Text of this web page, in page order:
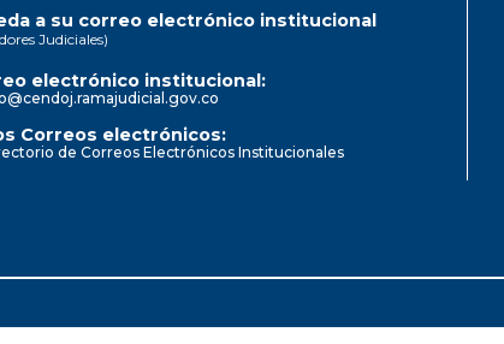
a su correo electrónico institucional
Judiciales)
electrónico institucional:
Correos electrónicos:
de Correos Electrónicos Institucionales